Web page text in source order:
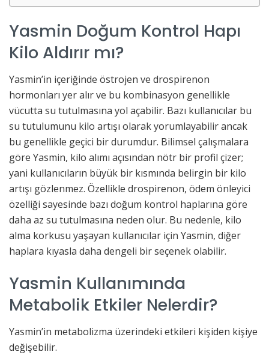
Yasmin Doğum Kontrol Hapı
Kilo Aldırır mı?
Yasmin’in içeriğinde östrojen ve drospirenon
hormonları yer alır ve bu kombinasyon genellikle
vücutta su tutulmasına yol açabilir. Bazı kullanıcılar bu
su tutulumunu kilo artışı olarak yorumlayabilir ancak
bu genellikle geçici bir durumdur. Bilimsel çalışmalara
göre Yasmin, kilo alımı açısından nötr bir profil çizer;
yani kullanıcıların büyük bir kısmında belirgin bir kilo
artışı gözlenmez. Özellikle drospirenon, ödem önleyici
özelliği sayesinde bazı doğum kontrol haplarına göre
daha az su tutulmasına neden olur. Bu nedenle, kilo
alma korkusu yaşayan kullanıcılar için Yasmin, diğer
haplara kıyasla daha dengeli bir seçenek olabilir.
Yasmin Kullanımında
Metabolik Etkiler Nelerdir?
Yasmin’in metabolizma üzerindeki etkileri kişiden kişiye
değişebilir.